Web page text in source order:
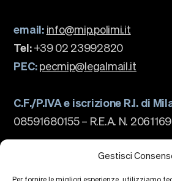
Gestisci
email: info@mip.polimi.it
Tel:+39 02 23992820
PEC: pecmip@legalmail.it
C.F./P.IVA e iscrizione R.I. di
08591680155 – R.E.A. N. 2061169
Accreditations